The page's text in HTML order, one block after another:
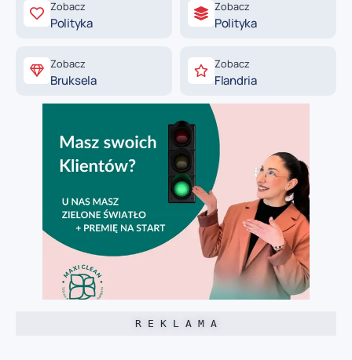
Zobacz
Polityka
Zobacz
Polityka
Zobacz
Bruksela
Zobacz
Flandria
R E K L A M A